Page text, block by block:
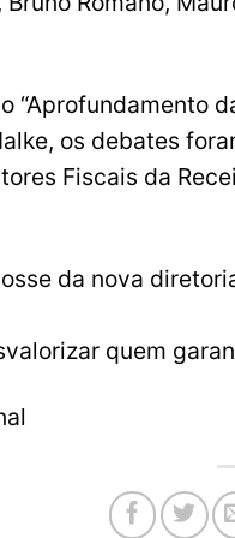
“Aprofundamento
os debates
Fiscais da
da nova
quem